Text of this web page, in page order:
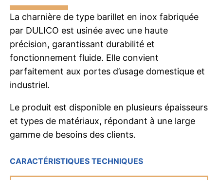
La charnière de type barillet en inox fabriquée
par DULICO est usinée avec une haute
précision, garantissant durabilité et
fonctionnement fluide. Elle convient
parfaitement aux portes d’usage domestique et
industriel.
Le produit est disponible en plusieurs épaisseurs
et types de matériaux, répondant à une large
gamme de besoins des clients.
CARACTÉRISTIQUES TECHNIQUES